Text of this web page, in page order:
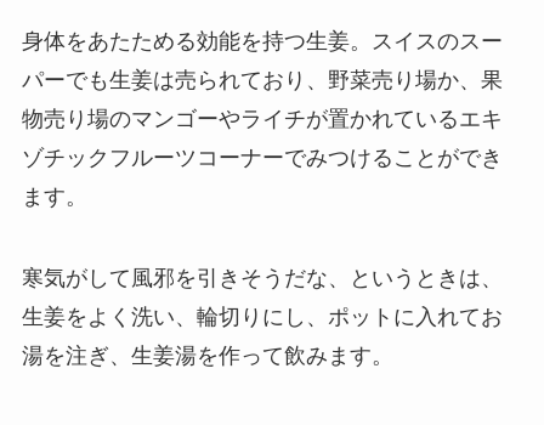
身体をあたためる効能を持つ生姜。スイスのスー
パーでも生姜は売られており、野菜売り場か、果
物売り場のマンゴーやライチが置かれているエキ
ゾチックフルーツコーナーでみつけることができ
ます。
寒気がして風邪を引きそうだな、というときは、
生姜をよく洗い、輪切りにし、ポットに入れてお
湯を注ぎ、生姜湯を作って飲みます。